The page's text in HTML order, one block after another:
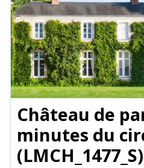
Château de
minutes du
(LMCH_1477_S)